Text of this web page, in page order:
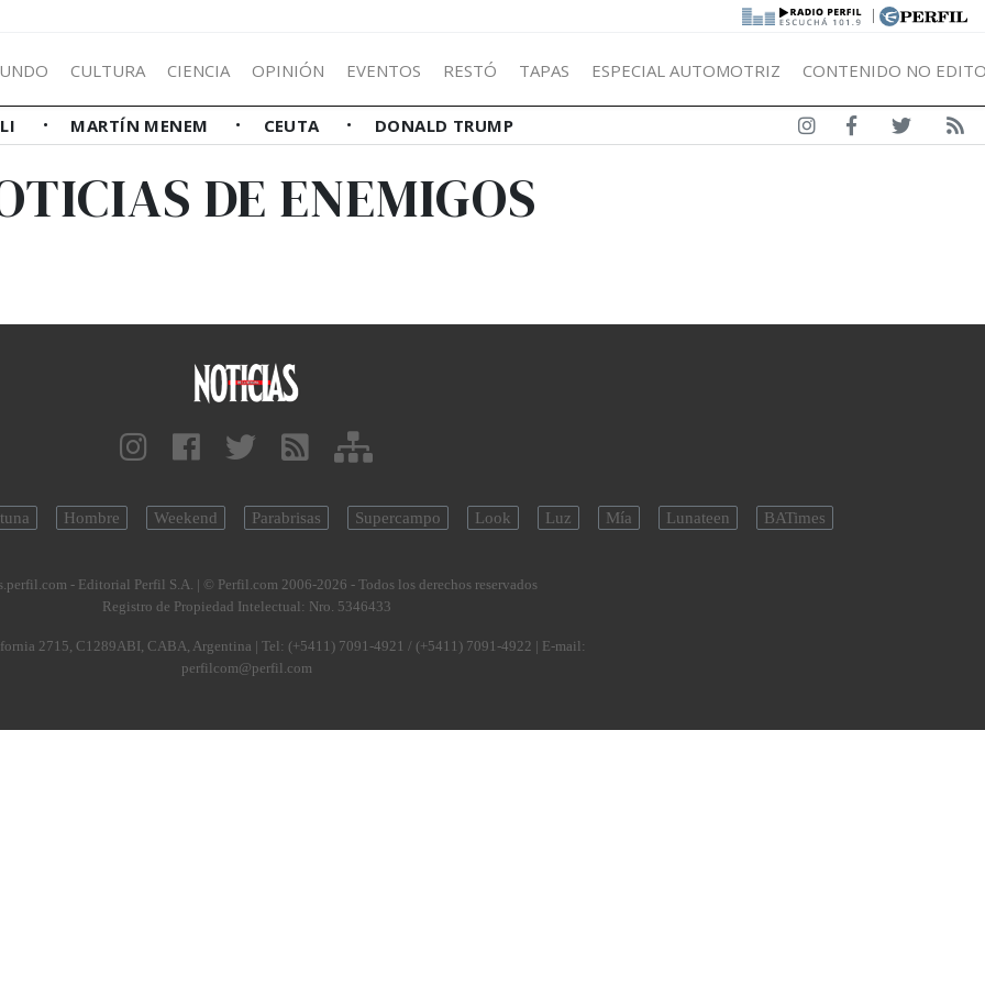
|
CULTURA CIENCIA OPINIÓN EVENTOS RESTÓ TAPAS ESPECIAL AUTOMOTRIZ CONTENIDO NO
MARTÍN MENEM CEUTA DONALD TRUMP
DE ENEMIGOS
Hombre Weekend Parabrisas Supercampo Look Luz Mía Lunateen BATimes
- Editorial Perfil S.A. | © Perfil.com 2006-2026 - Todos los derechos reservados
Registro de Propiedad Intelectual: Nro. 5346433
2715, C1289ABI, CABA, Argentina | Tel: (+5411) 7091-4921 / (+5411) 7091-4922 | E-mail:
perfilcom@perfil.com